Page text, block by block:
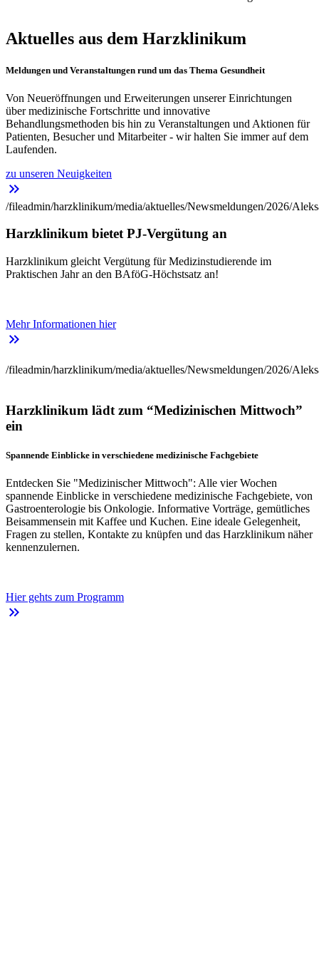
Aktuelles aus dem Harzklinikum
Meldungen und Veranstaltungen rund um das Thema Gesundheit
Von Neueröffnungen und Erweiterungen unserer Einrichtungen
über medizinische Fortschritte und innovative
Behandlungsmethoden bis hin zu Veranstaltungen und Aktionen für
Patienten, Besucher und Mitarbeiter - wir halten Sie immer auf dem
Laufenden.
zu unseren Neuigkeiten
keyboard_double_arrow_right
/fileadmin/harzklinikum/media/aktuelles/Newsmeldungen/2026/
Harzklinikum bietet PJ-Vergütung an
Harzklinikum gleicht Vergütung für Medizinstudierende im
Praktischen Jahr an den BAföG-Höchstsatz an!
Mehr Informationen hier
keyboard_double_arrow_right
/fileadmin/harzklinikum/media/aktuelles/Newsmeldungen/2026/
Harzklinikum lädt zum “Medizinischen Mittwoch”
ein
Spannende Einblicke in verschiedene medizinische Fachgebiete
Entdecken Sie "Medizinischer Mittwoch": Alle vier Wochen
spannende Einblicke in verschiedene medizinische Fachgebiete, von
Gastroenterologie bis Onkologie. Informative Vorträge, gemütliches
Beisammensein mit Kaffee und Kuchen. Eine ideale Gelegenheit,
Fragen zu stellen, Kontakte zu knüpfen und das Harzklinikum näher
kennenzulernen.
Hier gehts zum Programm
keyboard_double_arrow_right